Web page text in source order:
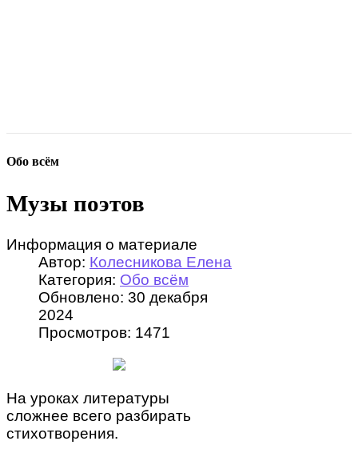
Обо всём
Музы поэтов
Информация о материале
Автор: Колесникова Елена
Категория: Обо всём
Обновлено: 30 декабря
2024
Просмотров: 1471
На уроках литературы
сложнее всего разбирать
стихотворения.